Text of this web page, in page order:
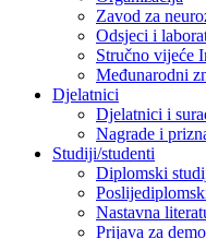
Zavod za
Odsjeci i
Stručno vijeće
Međunarodni
Djelatnici
Djelatnici i
Nagrade i
Studiji/studenti
Diplomski
Nastavna
Prijava za